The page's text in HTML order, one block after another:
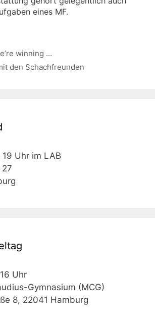
eines MF.
winning …
den Schachfreunden
19 Uhr im LAB
Uhr
Gymnasium (MCG)
8, 22041 Hamburg